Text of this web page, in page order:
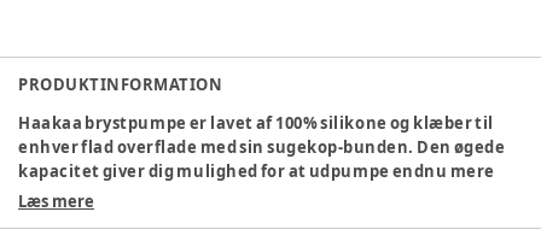
PRODUKTINFORMATION
Haakaa brystpumpe er lavet af 100% silikone og klæber til
enhver flad overflade med sin sugekop-bunden. Den øgede
kapacitet giver dig mulighed for at udpumpe endnu mere
mælk på én gang, og blomsterstopperen sidder tæt i
Læs mere